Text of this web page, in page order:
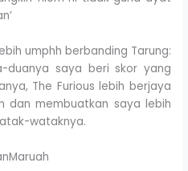
umphh berbanding Tarung:
duanya saya beri skor yang
The Furious lebih berjaya
dan membuatkan saya lebih
wataknya.